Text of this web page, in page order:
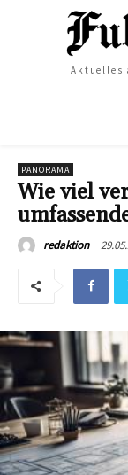
Aktuelles
PANORAMA
Wie viel
redaktion